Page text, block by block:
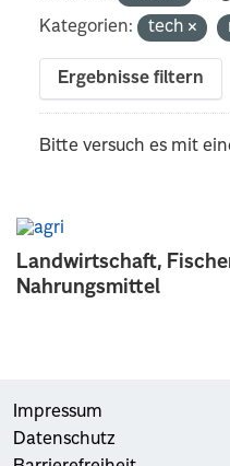
Landwirtschaft,
Nahrungsmittel
Kategorien:
tech
Ergebnisse filtern
Bitte versuch es mit
Impressum
Datenschutz